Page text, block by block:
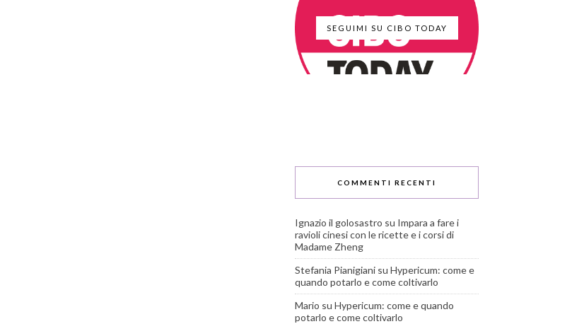
SEGUIMI SU CIBO TODAY
COMMENTI RECENTI
Ignazio il golosastro su Impara a fare i
ravioli cinesi con le ricette e i corsi di
Madame Zheng
Stefania Pianigiani su Hypericum: come e
quando potarlo e come coltivarlo
Mario su Hypericum: come e quando
potarlo e come coltivarlo